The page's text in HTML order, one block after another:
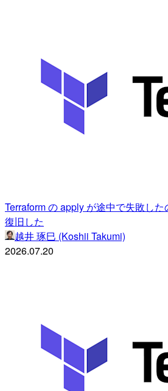
Terraform の apply が途中で失敗し
復旧した
越井 琢巳 (Koshii Takumi)
2026.07.20